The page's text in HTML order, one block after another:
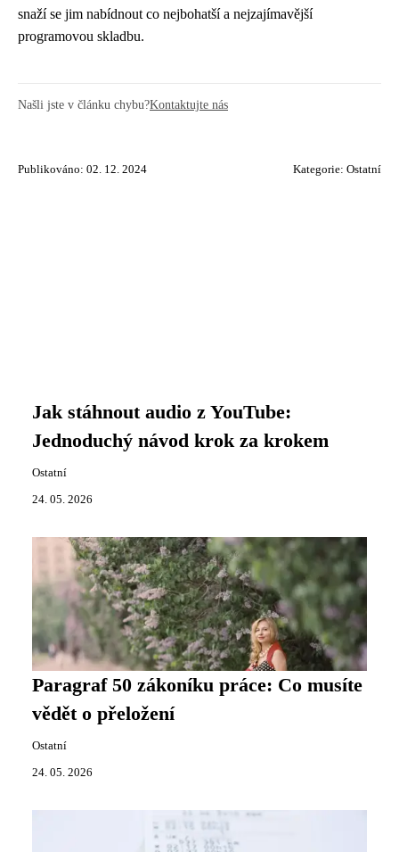
snaží se jim nabídnout co nejbohatší a nejzajímavější
programovou skladbu.
Našli jste v článku chybu?Kontaktujte nás
Publikováno: 02. 12. 2024 Kategorie: Ostatní
Jak stáhnout audio z YouTube:
Jednoduchý návod krok za krokem
Ostatní
24. 05. 2026
Paragraf 50 zákoníku práce: Co musíte
vědět o přeložení
Ostatní
24. 05. 2026